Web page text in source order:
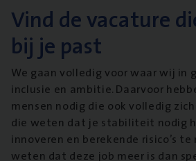
Vind de vacature
bij je past
We gaan volledig voor waar wij in
inclusie en ambitie. Daarvoor
mensen nodig die ook volledig
die weten dat je stabiliteit nodig
innoveren en berekende risico’s
weten dat deze job meer is dan